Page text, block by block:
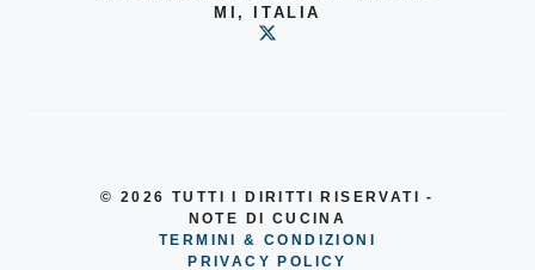
MI, ITALIA
© 2026 TUTTI I DIRITTI RISERVATI -
NOTE DI CUCINA
TERMINI & CONDIZIONI
PRIVACY POLICY